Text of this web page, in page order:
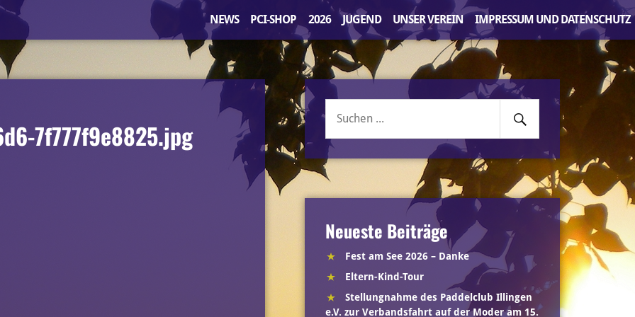
NEWS PCI-SHOP 2026 JUGEND UNSER VEREIN IMPRESSUM UND DATENSCHUTZ
7f777f9e8825.jpg
Suche
Senden
Neueste Beiträge
Fest am See 2026 – Danke
Eltern-Kind-Tour
Stellungnahme des Paddelclub Illingen
e.V. zur Verbandsfahrt auf der Moder am 15.